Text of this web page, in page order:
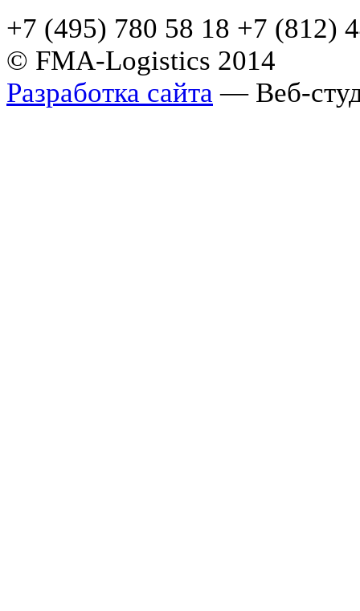
+7 (495) 780 58 18 +7 (812)
© FMA-Logistics 2014
Разработка сайта — Веб-